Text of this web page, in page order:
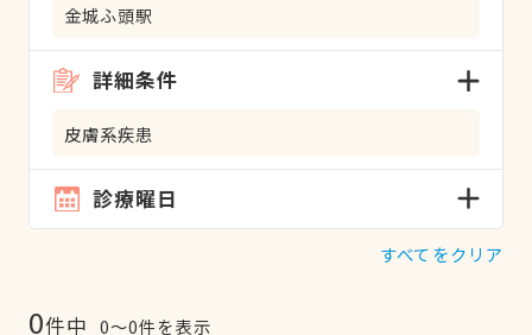
金城ふ頭駅
詳細条件
皮膚系疾患
診療曜日
すべてをクリア
0件中 0〜0件を表示